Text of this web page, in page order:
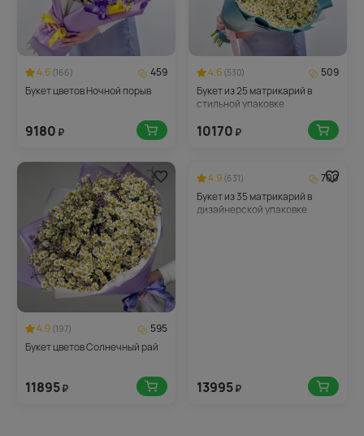
4.6 (166)
459
Букет цветов Ночной порыв
9180 ₽
4.6 (530)
509
Букет из 25 матрикарий в
стильной упаковке
10170 ₽
4.9 (197)
595
Букет цветов Солнечный рай
11895₽
4.9 (631)
700
Букет из 35 матрикарий в
дизайнерской упаковке
13995₽